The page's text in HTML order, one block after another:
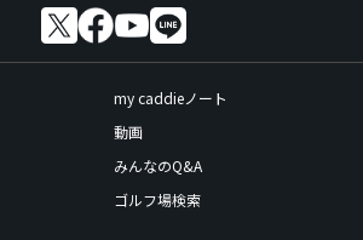
my caddieノート
動画
みんなのQ&A
ゴルフ場検索